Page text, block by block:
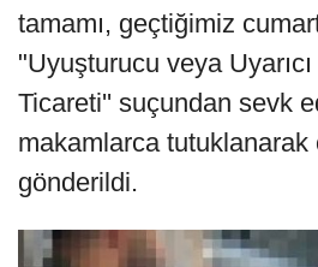
tamamı, geçtiğimiz
"Uyuşturucu veya
Ticareti'' suçundan sevk
makamlarca tutuklanarak
gönderildi.